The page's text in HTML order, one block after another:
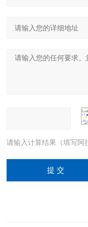
请输入计算结果（填写阿